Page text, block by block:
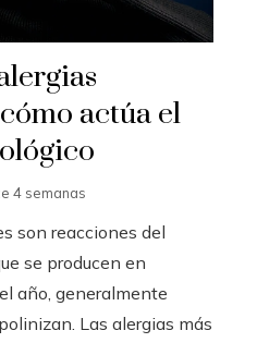
actúa el
4 semanas
son reacciones del
se producen en
año, generalmente
Las alergias más